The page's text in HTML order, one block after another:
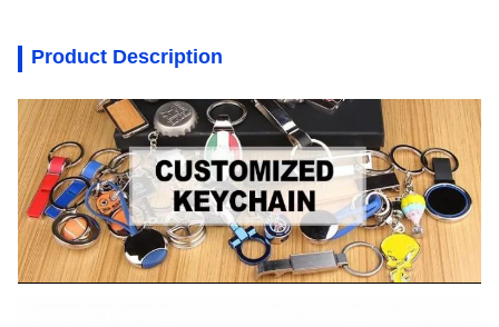
Product Description